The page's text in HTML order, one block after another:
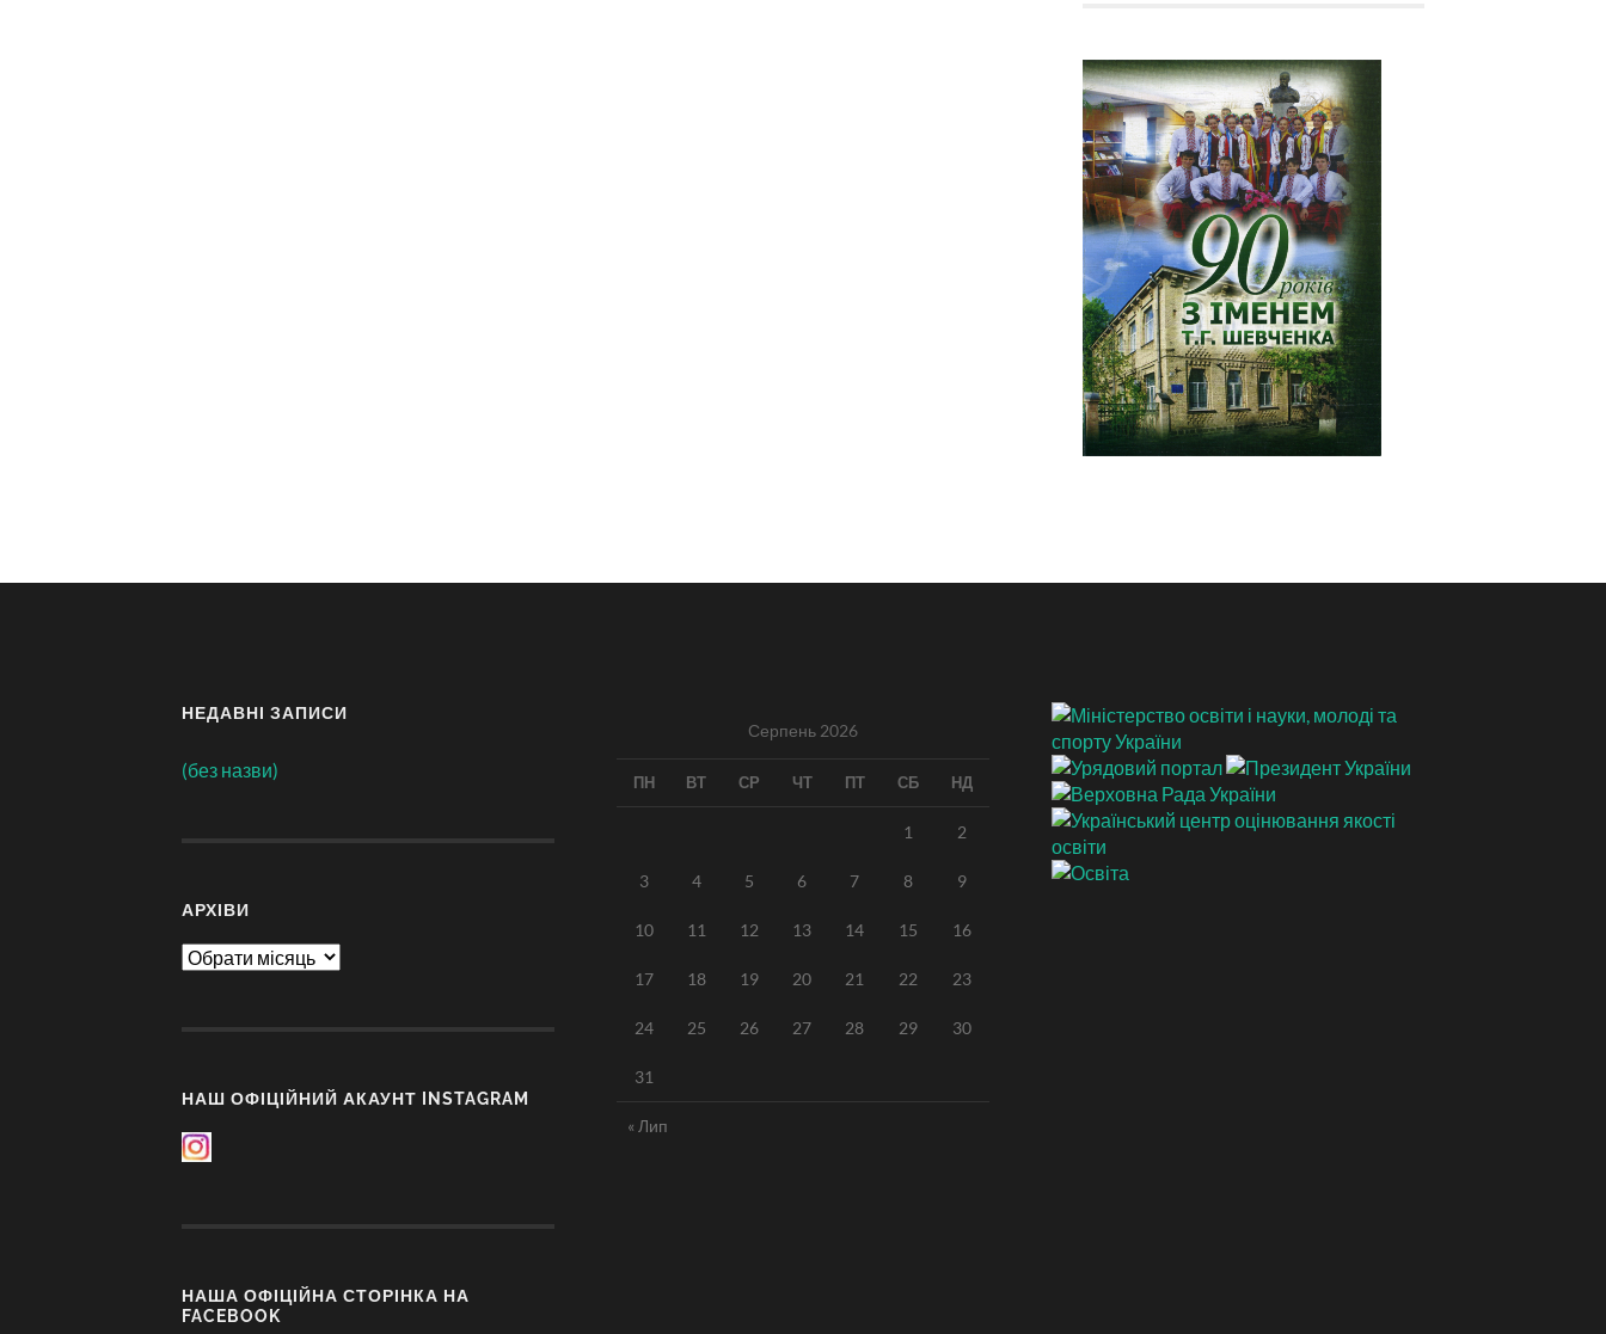
НЕДАВНІ ЗАПИСИ
(без назви)
АРХІВИ
Архіви
НАШ ОФІЦІЙНИЙ АКАУНТ INSTAGRAM
НАША ОФІЦІЙНА СТОРІНКА НА
FACEBOOK
Серпень 2026
ПН ВТ СР ЧТ ПТ СБ НД
1 2
3 4 5 6 7 8 9
10 11 12 13 14 15 16
17 18 19 20 21 22 23
24 25 26 27 28 29 30
31
« Лип